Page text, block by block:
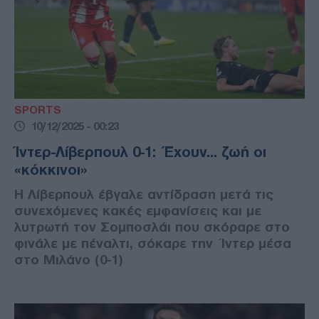
SPORTS
10/12/2025 - 00:23
Ίντερ-Λίβερπουλ 0-1: Έχουν... ζωή οι
«κόκκινοι»
Η Λίβερπουλ έβγαλε αντίδραση μετά τις
συνεχόμενες κακές εμφανίσεις και με
λυτρωτή τον Σομποσλάι που σκόραρε στο
φινάλε με πέναλτι, σόκαρε την Ίντερ μέσα
στο Μιλάνο (0-1)